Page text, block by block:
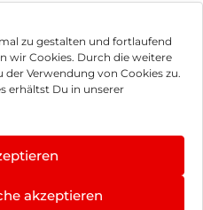
zu gestalten und fortlaufend
wir Cookies. Durch die weitere
Verwendung von Cookies zu.
erhältst Du in unserer
akzeptieren